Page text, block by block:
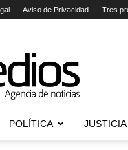
Aviso de Privacidad Tres
POLÍTICA JUSTICIA